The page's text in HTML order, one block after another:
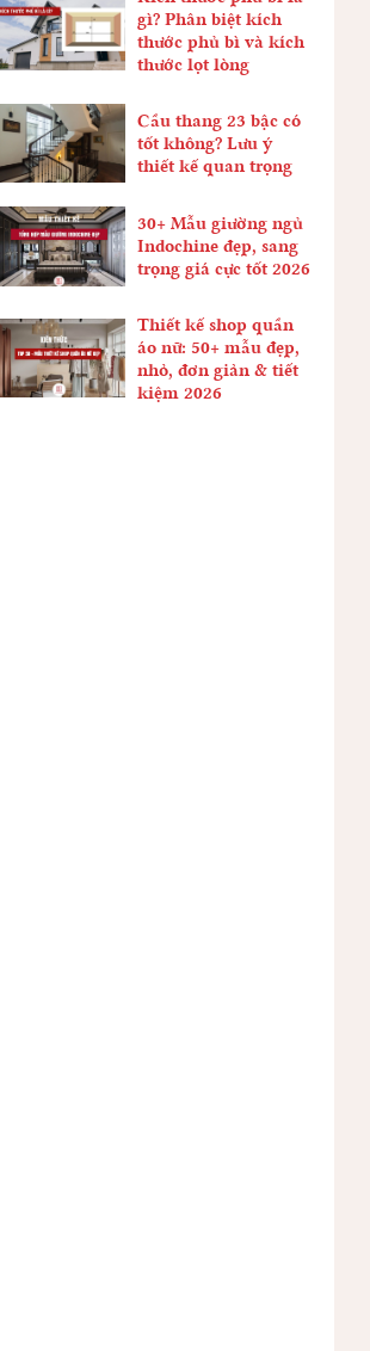
gì? Phân biệt kích
thước phủ bì và kích
thước lọt lòng
Cầu thang 23 bậc có
tốt không? Lưu ý
thiết kế quan trọng
30+ Mẫu giường ngủ
Indochine đẹp, sang
trọng giá cực tốt 2026
Thiết kế shop quần
áo nữ: 50+ mẫu đẹp,
nhỏ, đơn giản & tiết
kiệm 2026